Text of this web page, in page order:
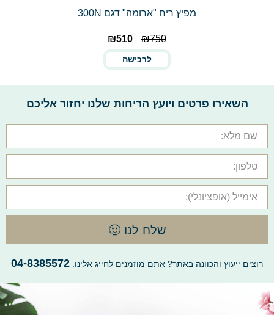
מפיץ ריח "ארומה" דגם 300N
₪750
₪510
לרכישה
השאירו פרטים ויועץ הריחות שלנו יחזור אליכם
שלח לנו 🙂
רוצים ייעוץ והכוונה באתר? אתם מוזמנים לחייג אלינו: 04-8385572